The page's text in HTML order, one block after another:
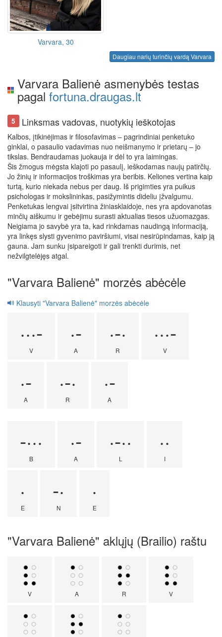
Varvara, 30
Daugiau narių turinčių vardą Varvara
Varvara Balienė asmenybės testas
pagal fortuna.draugas.lt
5 Linksmas vadovas, nuotykių ieškotojas
Kalbos, įtikinėjimas ir filosofavimas – pagrindiniai penketuko
ginklai, o pasaulio vadavimas nuo neišmanymo ir prietarų – jo
tikslas. Bendraudamas juokauja ir dėl to yra laimingas.
Šis žmogus mėgsta klajoti po pasaulį, ieškodamas naujų patirčių.
Jo žinių ir informacijos troškimas yra beribis. Keliones vertina kaip
turtą, kurio niekada nebus per daug. Iš prigimties yra puikus
psichologas ir mokslininkas, pasižymintis dideliu įžvalgumu.
Penketukas lengvai įsitvirtina žiniasklaidoje, nes yra apdovanotas
minčių aiškumu ir gebėjimu surasti aktualias tiesos užuomazgas.
Neigiama jo savybė yra ta, kad rinkdamas naudingą informaciją,
yra linkęs slysti gyvenimo paviršiumi, visai nesirūpindamas, kaip ją
gauna. Jam sunku įsipareigoti ir gali trenkti durimis, net
nežvilgtelėjęs atgal.
"Varvara Balienė" morzės abėcėle
Klausyti "Varvara Balienė" morzės abėcėle
···-
V
·-
A
·-·
R
···-
V
·-
A
·-·
R
·-
A
-···
B
·-
A
·-··
L
··
I
·
E
-·
N
·
E
"Varvara Balienė" aklųjų (Brailio) raštu
V A R V